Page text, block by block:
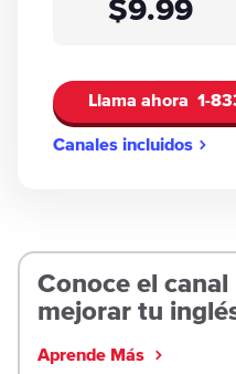
$9.99
Llama ahora 1-
Canales incluidos
Conoce el
mejorar tu
Aprende Más